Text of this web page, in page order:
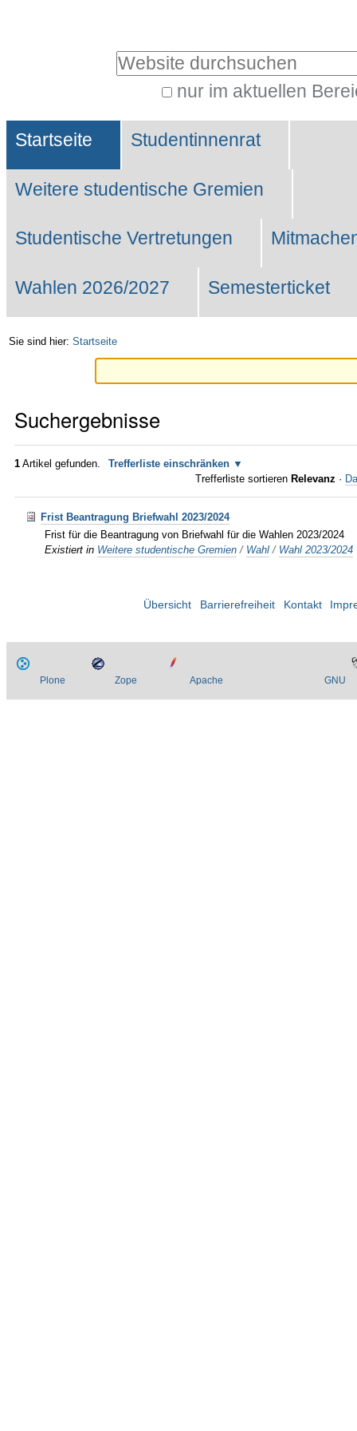
Website durchsuchen
nur im aktuellen
Suche…
Sektionen
Startseite Studentinnenrat
Weitere studentische Gremien
Studentische Vertretungen
Wahlen 2026/2027 Semesterticket
Sie sind hier: Startseite
Suchergebnisse
1 Artikel gefunden.
Trefferliste einschränken
Trefferliste sortieren Relevanz ·
Frist Beantragung Briefwahl 2023/2024
Frist für die Beantragung von Briefwahl für die Wahlen 2023/2024
Existiert in Weitere studentische Gremien / Wahl / Wahl 2023/2024
Übersicht Barrierefreiheit Kontakt
Plone Zope Apache GNU